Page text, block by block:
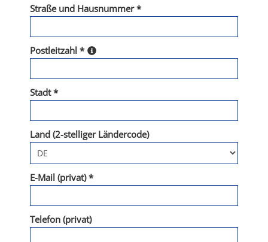
Straße und Hausnummer *
Postleitzahl *
Stadt *
Land (2-stelliger Ländercode)
E-Mail (privat) *
Telefon (privat)